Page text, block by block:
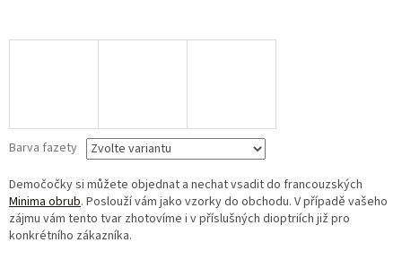
Barva fazety
Demočočky si můžete objednat a nechat vsadit do francouzských
Minima obrub. Poslouží vám jako vzorky do obchodu. V případě vašeho
zájmu vám tento tvar zhotovíme i v příslušných dioptriích již pro
konkrétního zákazníka.